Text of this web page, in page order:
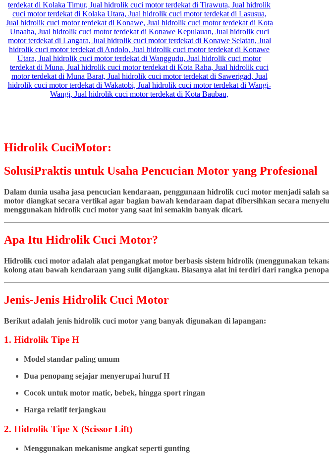
Hidrolik CuciMotor:
SolusiPraktis untuk Usaha Pencucian Motor yang Profesional
Dalam dunia usaha jasa pencucian kendaraan, penggunaan hidrolik cuci motor menjadi
motor diangkat secara vertikal agar bagian bawah kendaraan dapat dibersihkan secara
menggunakan hidrolik cuci motor yang saat ini semakin banyak dicari.
Apa Itu Hidrolik Cuci Motor?
Hidrolik cuci motor adalah alat pengangkat motor berbasis sistem hidrolik (menggunakan
kolong atau bawah kendaraan yang sulit dijangkau. Biasanya alat ini terdiri dari rangka
Jenis-Jenis Hidrolik Cuci Motor
Berikut adalah jenis hidrolik cuci motor yang banyak digunakan di lapangan:
1. Hidrolik Tipe H
Model standar paling umum
Dua penopang sejajar menyerupai huruf H
Cocok untuk motor matic, bebek, hingga sport ringan
Harga relatif terjangkau
2. Hidrolik Tipe X (Scissor Lift)
Menggunakan mekanisme angkat seperti gunting